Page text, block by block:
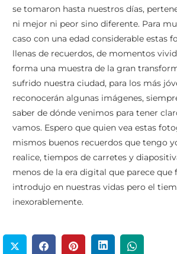
se tomaron hasta nuestros días,
ni mejor ni peor sino diferente. Para
caso con una edad considerable estas
llenas de recuerdos, de momentos
forma una muestra de la gran
sufrido nuestra ciudad, para los más
reconocerán algunas imágenes,
saber de dónde venimos para tener
vamos. Espero que quien vea estas
mismos buenos recuerdos que tengo
realice, tiempos de carretes y
menos de la era digital que parece que
introdujo en nuestras vidas pero el
inexorablemente.